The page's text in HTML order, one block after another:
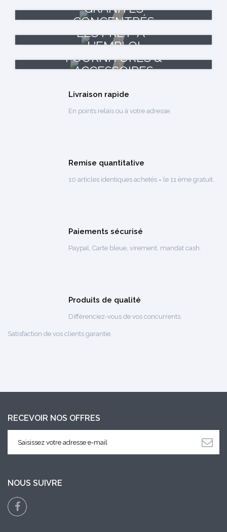
GRANITÉS
CONCENTRÉS
LES PRÊT-À-
L'EMPLOI
FOURNITURES &
ACCESSOIRES
Livraison rapide
En points relais ou à votre adresse.
Remise quantitative
10 articles identiques achetés = le 11 ème gratuit.
Paiements sécurisé
Paypal, Carte bleue, virement, mandat cash.
Produits de qualité
Différenciez-vous de vos concurrents.
Satisfaction de vos clients garantie.
RECEVOIR NOS OFFRES
NOUS SUIVRE